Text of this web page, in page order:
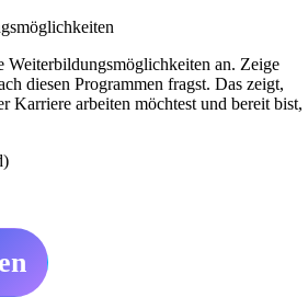
Weiterbildungsmöglichkeiten an. Zeige
diesen Programmen fragst. Das zeigt,
Karriere arbeiten möchtest und bereit bist,